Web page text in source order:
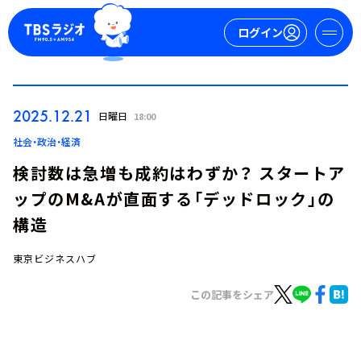
ログイン
2025.12.21 日曜日 18:00
社会・政治・経済
検討数は急増も成約はわずか？ スタートア
ップのM&Aが直面する「デッドロック」の
構造
東京ビジネスハブ
この記事をシェア